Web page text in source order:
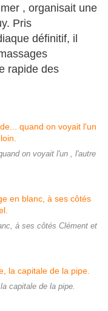
, organisait une
Pris
définitif, il
rapide des
on voyait l'un , l'autre
à ses côtés Clément et
capitale de la pipe.